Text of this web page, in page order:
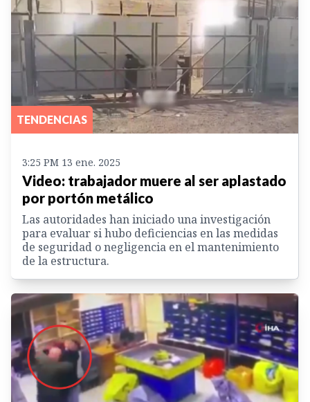
TENDENCIAS
3:25 PM 13 ene. 2025
Video: trabajador muere al ser aplastado
por portón metálico
Las autoridades han iniciado una investigación
para evaluar si hubo deficiencias en las medidas
de seguridad o negligencia en el mantenimiento
de la estructura.